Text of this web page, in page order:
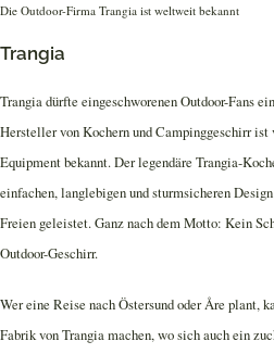
Die Outdoor-Firma Trangia ist weltweit bekannt
Trangia
Trangia dürfte eingeschworenen Outdoor-Fans
Hersteller von Kochern und Campinggeschirr
Equipment bekannt. Der legendäre Trangia-
einfachen, langlebigen und sturmsicheren
Freien geleistet. Ganz nach dem Motto: Kein
Outdoor-Geschirr.
Wer eine Reise nach Östersund oder Åre plant,
Fabrik von Trangia machen, wo sich auch ein